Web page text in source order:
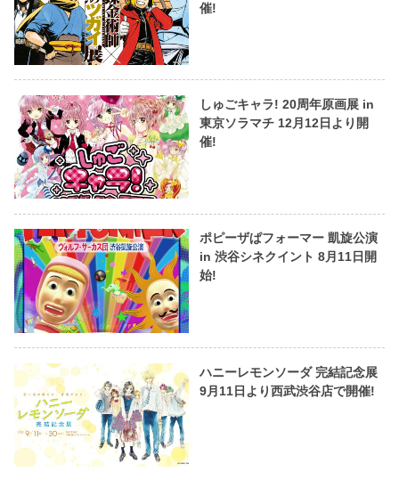
催!
しゅごキャラ! 20周年原画展 in
東京ソラマチ 12月12日より開
催!
ポピーザぱフォーマー 凱旋公演
in 渋谷シネクイント 8月11日開
始!
ハニーレモンソーダ 完結記念展
9月11日より西武渋谷店で開催!